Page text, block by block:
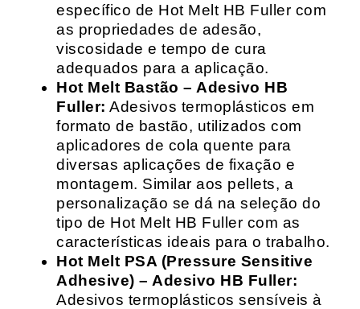
específico de Hot Melt HB Fuller com
as propriedades de adesão,
viscosidade e tempo de cura
adequados para a aplicação.
Hot Melt Bastão – Adesivo HB
Fuller: Adesivos termoplásticos em
formato de bastão, utilizados com
aplicadores de cola quente para
diversas aplicações de fixação e
montagem. Similar aos pellets, a
personalização se dá na seleção do
tipo de Hot Melt HB Fuller com as
características ideais para o trabalho.
Hot Melt PSA (Pressure Sensitive
Adhesive) – Adesivo HB Fuller:
Adesivos termoplásticos sensíveis à